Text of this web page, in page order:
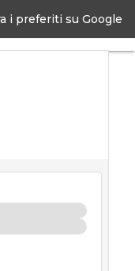
i preferiti su Google